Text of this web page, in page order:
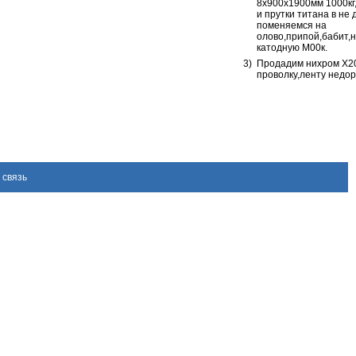
8х900х1900мм
и прутки титана в не
поменяемся на
катодную М00к.
3) Продадим нихром
проволку,ленту